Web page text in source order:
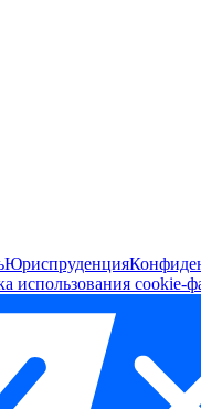
Юриспруденция
использования cookie-